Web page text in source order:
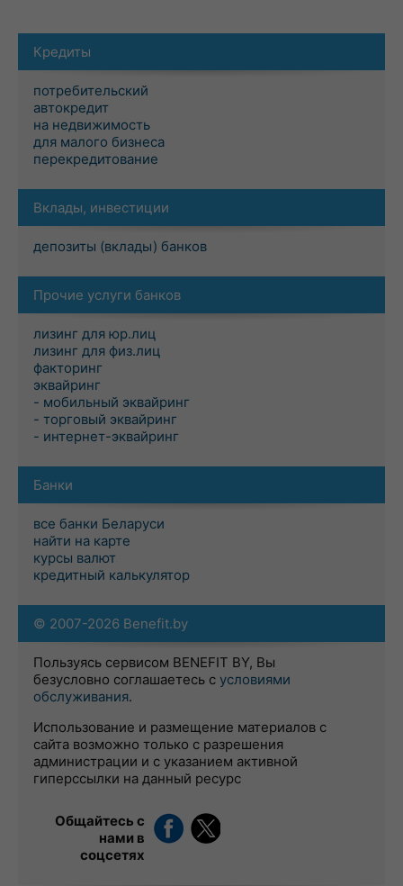
Кредиты
потребительский
автокредит
на недвижимость
для малого бизнеса
перекредитование
Вклады, инвестиции
депозиты (вклады) банков
Прочие услуги банков
лизинг для юр.лиц
лизинг для физ.лиц
факторинг
эквайринг
- мобильный эквайринг
- торговый эквайринг
- интернет-эквайринг
Банки
все банки Беларуси
найти на карте
курсы валют
кредитный калькулятор
© 2007-2026 Benefit.by
Пользуясь сервисом BENEFIT BY, Вы
безусловно соглашаетесь с условиями
обслуживания.
Использование и размещение материалов с
сайта возможно только с разрешения
администрации и с указанием активной
гиперссылки на данный ресурс
Общайтесь с
нами в
соцсетях